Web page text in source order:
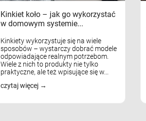
Kinkiet koło – jak go wykorzystać
w domowym systemie...
Kinkiety wykorzystuje się na wiele
sposobów – wystarczy dobrać modele
odpowiadające realnym potrzebom.
Wiele z nich to produkty nie tylko
praktyczne, ale też wpisujące się w...
czytaj więcej